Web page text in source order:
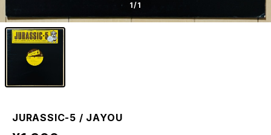
1/1
JURASSIC-5 / JAYOU